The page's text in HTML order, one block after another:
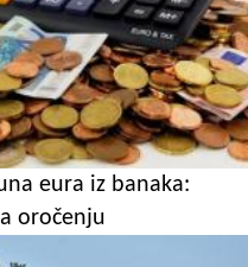
eura iz banaka:
oročenju